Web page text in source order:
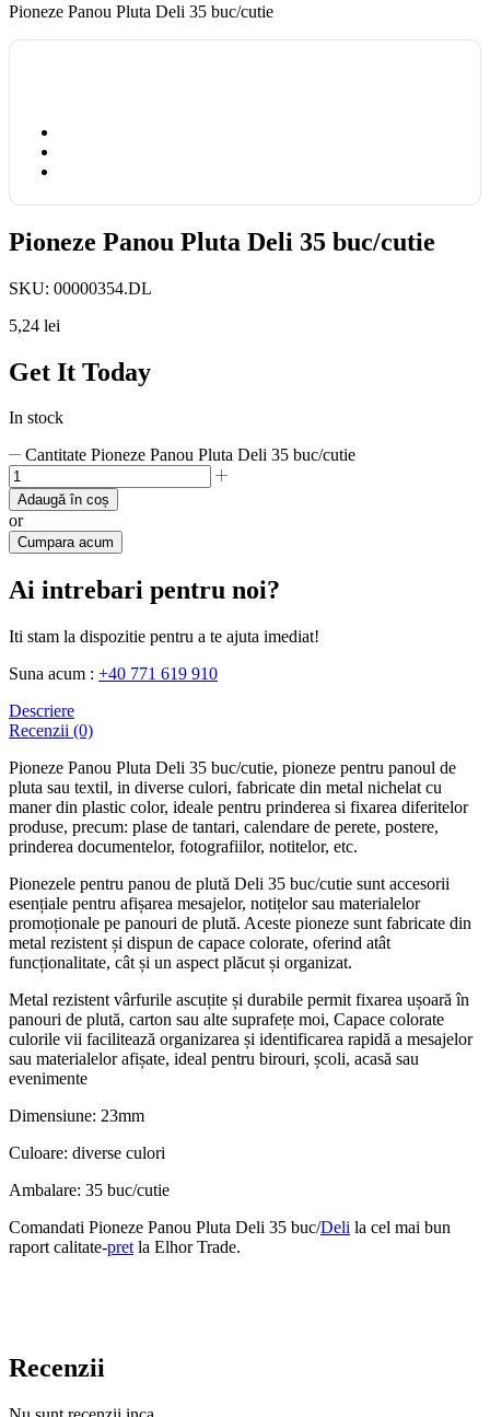
Pioneze Panou Pluta Deli 35 buc/cutie
Pioneze Panou Pluta Deli 35 buc/cutie
SKU: 00000354.DL
5,24 lei
Get It Today
In stock
Cantitate Pioneze Panou Pluta Deli 35 buc/cutie
Adaugă în coș
or
Cumpara acum
Ai intrebari pentru noi?
Iti stam la dispozitie pentru a te ajuta imediat!
Suna acum : +40 771 619 910
Descriere
Recenzii (0)
Pioneze Panou Pluta Deli 35 buc/cutie, pioneze pentru panoul de
pluta sau textil, in diverse culori, fabricate din metal nichelat cu
maner din plastic color, ideale pentru prinderea si fixarea diferitelor
produse, precum: plase de tantari, calendare de perete, postere,
prinderea documentelor, fotografiilor, notitelor, etc.
Pionezele pentru panou de plută Deli 35 buc/cutie sunt accesorii
esențiale pentru afișarea mesajelor, notițelor sau materialelor
promoționale pe panouri de plută. Aceste pioneze sunt fabricate din
metal rezistent și dispun de capace colorate, oferind atât
funcționalitate, cât și un aspect plăcut și organizat.
Metal rezistent vârfurile ascuțite și durabile permit fixarea ușoară în
panouri de plută, carton sau alte suprafețe moi, Capace colorate
culorile vii facilitează organizarea și identificarea rapidă a mesajelor
sau materialelor afișate, ideal pentru birouri, școli, acasă sau
evenimente
Dimensiune: 23mm
Culoare: diverse culori
Ambalare: 35 buc/cutie
Comandati Pioneze Panou Pluta Deli 35 buc/Deli la cel mai bun
raport calitate-pret la Elhor Trade.
Recenzii